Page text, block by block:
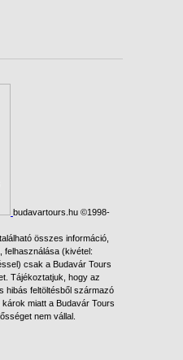
budavartours.hu ©1998-
összes információ,
felhasználása (kivétel:
csak a Budavár Tours
Tájékoztatjuk, hogy az
hibás feltöltésből származó
miatt a Budavár Tours
nem vállal.